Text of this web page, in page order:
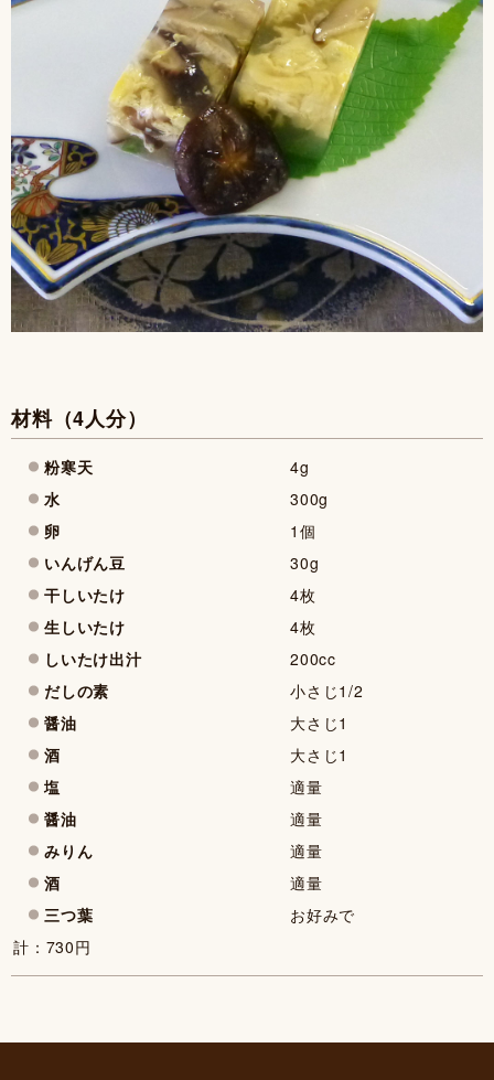
材料（4人分）
粉寒天
4g
水
300g
卵
1個
いんげん豆
30g
干しいたけ
4枚
生しいたけ
4枚
しいたけ出汁
200cc
だしの素
小さじ1/2
醤油
大さじ1
酒
大さじ1
塩
適量
醤油
適量
みりん
適量
酒
適量
三つ葉
お好みで
計：730円